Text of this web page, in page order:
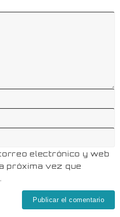
electrónico y web
próxima vez que